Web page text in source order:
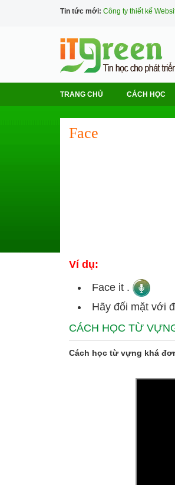
Tin tức mới: Công ty thiết kế
TRANG CHỦ CÁCH HỌC
Face
Ví dụ:
Face it .
Hãy đối mặt với
CÁCH HỌC TỪ
Cách học từ vựng khá